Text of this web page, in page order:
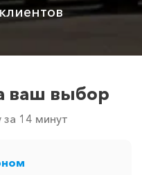
ваш выбор
14 минут